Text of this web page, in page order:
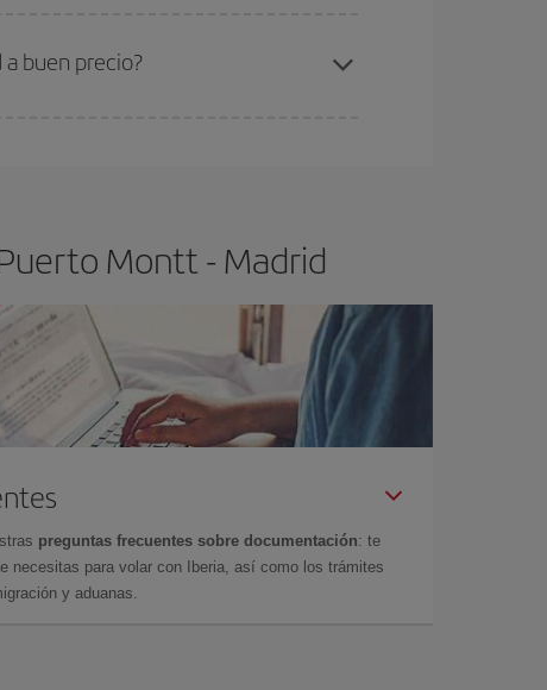
buen precio?
Montt - Madrid
preguntas frecuentes sobre documentación: te
necesitas para volar con Iberia, así como los trámites
y aduanas.